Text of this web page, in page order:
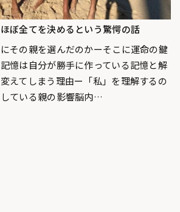
ぼ全てを決めるという驚愕の話
その親を選んだのかーそこに運命の鍵
憶は自分が勝手に作っている記憶と解
えてしまう理由ー「私」を理解するの
ている親の影響脳内…